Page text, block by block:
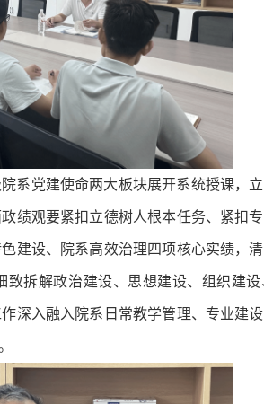
系党建使命两大板块展开系统授课，
绩观要紧扣立德树人根本任务、紧扣
建设、院系高效治理四项核心实绩，
拆解政治建设、思想建设、组织建
深入融入院系日常教学管理、专业建